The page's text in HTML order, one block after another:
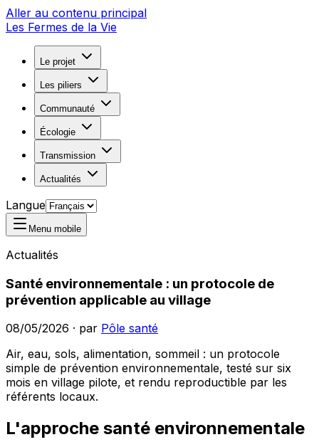
Aller au contenu principal
Les Fermes de la Vie
Le projet
Les piliers
Communauté
Écologie
Transmission
Actualités
Langue
Menu mobile
Actualités
Santé environnementale : un protocole de
prévention applicable au village
08/05/2026 · par Pôle santé
Air, eau, sols, alimentation, sommeil : un protocole
simple de prévention environnementale, testé sur six
mois en village pilote, et rendu reproductible par les
référents locaux.
L'approche santé environnementale